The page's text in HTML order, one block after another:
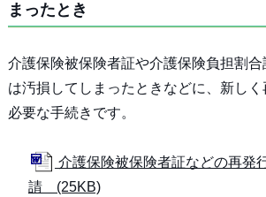
まったとき
介護保険被保険者証や介護保険負担割
は汚損してしまったときなどに、新し
必要な手続きです。
介護保険被保険者証などの再発
請 (25KB)